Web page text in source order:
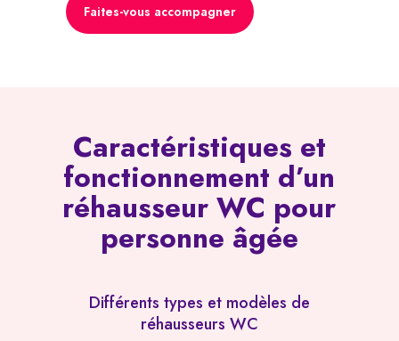
Faites-vous accompagner
Caractéristiques et
fonctionnement d’un
réhausseur WC pour
personne âgée
Différents types et modèles de
réhausseurs WC